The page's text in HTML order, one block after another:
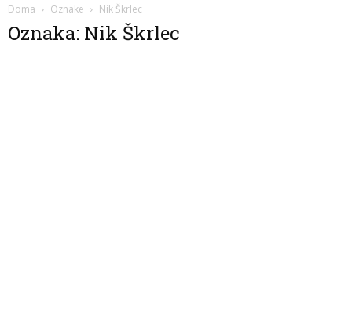
Doma Oznake Nik Škrlec
Oznaka: Nik Škrlec